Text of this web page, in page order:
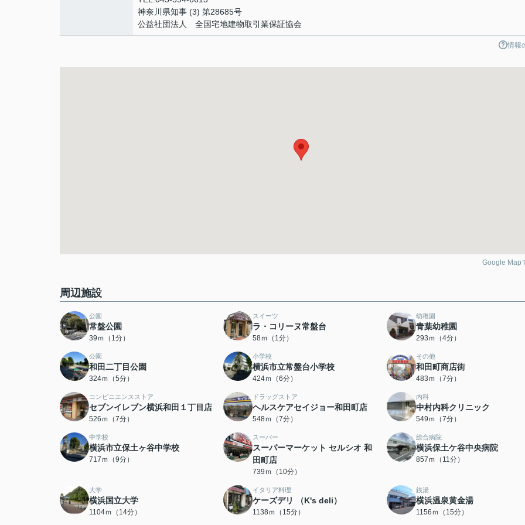
神奈川県知事 (3) 第28685号
公益社団法人 全国宅地建物取引業保証協会
情報
Google Map
周辺施設
公園
常盤公園
39ｍ（1分）
スイーツ
ラ・コリーヌ常盤台
58ｍ（1分）
幼稚園
青葉幼稚園
293ｍ（4分）
公園
和田二丁目公園
324ｍ（5分）
小学校
横浜市立常盤台小学校
424ｍ（6分）
その他
和田町商店街
483ｍ（7分）
コンビニエンスストア
セブンイレブン横浜和田１丁目店
526ｍ（7分）
ドラッグストア
ヘルスケアセイジョー和田町店
548ｍ（7分）
内科
中村内科クリニック
549ｍ（7分）
中学校
横浜市立保土ヶ谷中学校
717ｍ（9分）
スーパー
スーパーマーケット セルシオ 和
田町店
739ｍ（10分）
総合病院
横浜保土ケ谷中央病院
857ｍ（11分）
大学
横浜国立大学
1104ｍ（14分）
イタリア料理
ケーズデリ （K's deli）
1138ｍ（15分）
銭湯
横浜温泉黄金湯
1156ｍ（15分）